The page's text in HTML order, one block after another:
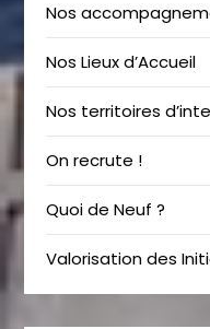
Nos
Nos Lieux d’Accueil
Nos territoires
On recrute !
Quoi de Neuf ?
Valorisation des